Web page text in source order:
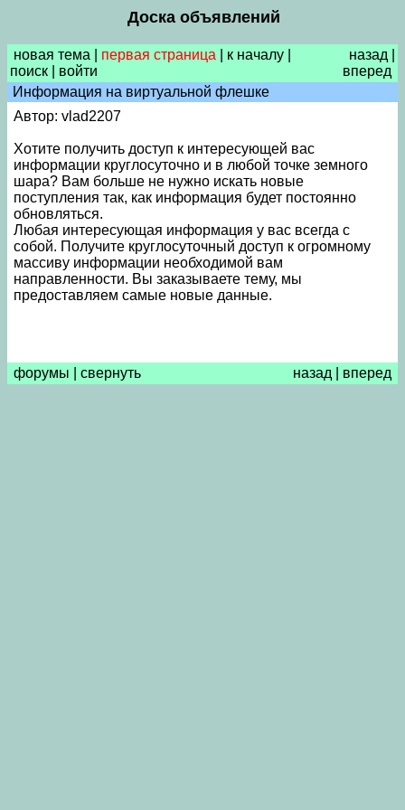
Доска объявлений
новая тема первая страница к началу
поиск
войти
назад
вперед
Информация на виртуальной флешке
Автор: vlad2207
Хотите получить доступ к интересующей вас
информации круглосуточно и в любой точке земного
шара? Вам больше не нужно искать новые
поступления так, как информация будет постоянно
обновляться.
Любая интересующая информация у вас всегда с
собой. Получите круглосуточный доступ к огромному
массиву информации необходимой вам
направленности. Вы заказываете тему, мы
предоставляем самые новые данные.
форумы свернуть назад вперед